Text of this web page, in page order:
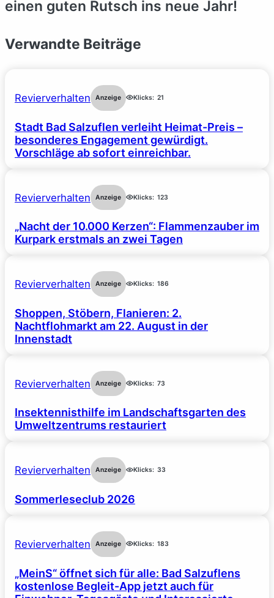
einen guten Rutsch ins neue Jahr!
Verwandte Beiträge
Revierverhalten Anzeige Klicks: 21
Stadt Bad Salzuflen verleiht Heimat-Preis –
besonderes Engagement gewürdigt.
Vorschläge ab sofort einreichbar.
Revierverhalten Anzeige Klicks: 123
„Nacht der 10.000 Kerzen“: Flammenzauber im
Kurpark erstmals an zwei Tagen
Revierverhalten Anzeige Klicks: 186
Shoppen, Stöbern, Flanieren: 2.
Nachtflohmarkt am 22. August in der
Innenstadt
Revierverhalten Anzeige Klicks: 73
Insektennisthilfe im Landschaftsgarten des
Umweltzentrums restauriert
Revierverhalten Anzeige Klicks: 33
Sommerleseclub 2026
Revierverhalten Anzeige Klicks: 183
„MeinS“ öffnet sich für alle: Bad Salzuflens
kostenlose Begleit-App jetzt auch für